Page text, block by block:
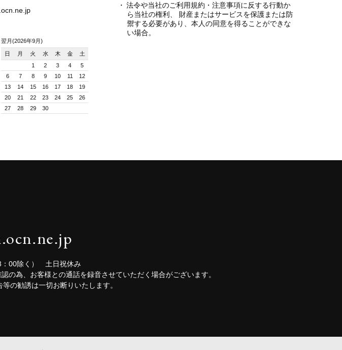
翌月(2026年9月)
日 月 火 水 木 金
土
1
2 3 4
5
6
7 8 9 10 11
12
13
14 15 16 17 18
19
20
21 22 23 24 25
26
27
28 29 30
法令や当社のご利用規約・注意事項に反する行動か
ら当社の権利、 財産またはサービスを保護または防
禦する必要があり、本人の同意を得ることができな
い場合。
：00除く） 土日祝休み
の為、お客様との通話を録音させていただく場合がございます。
の勧誘は一切お断りいたします。